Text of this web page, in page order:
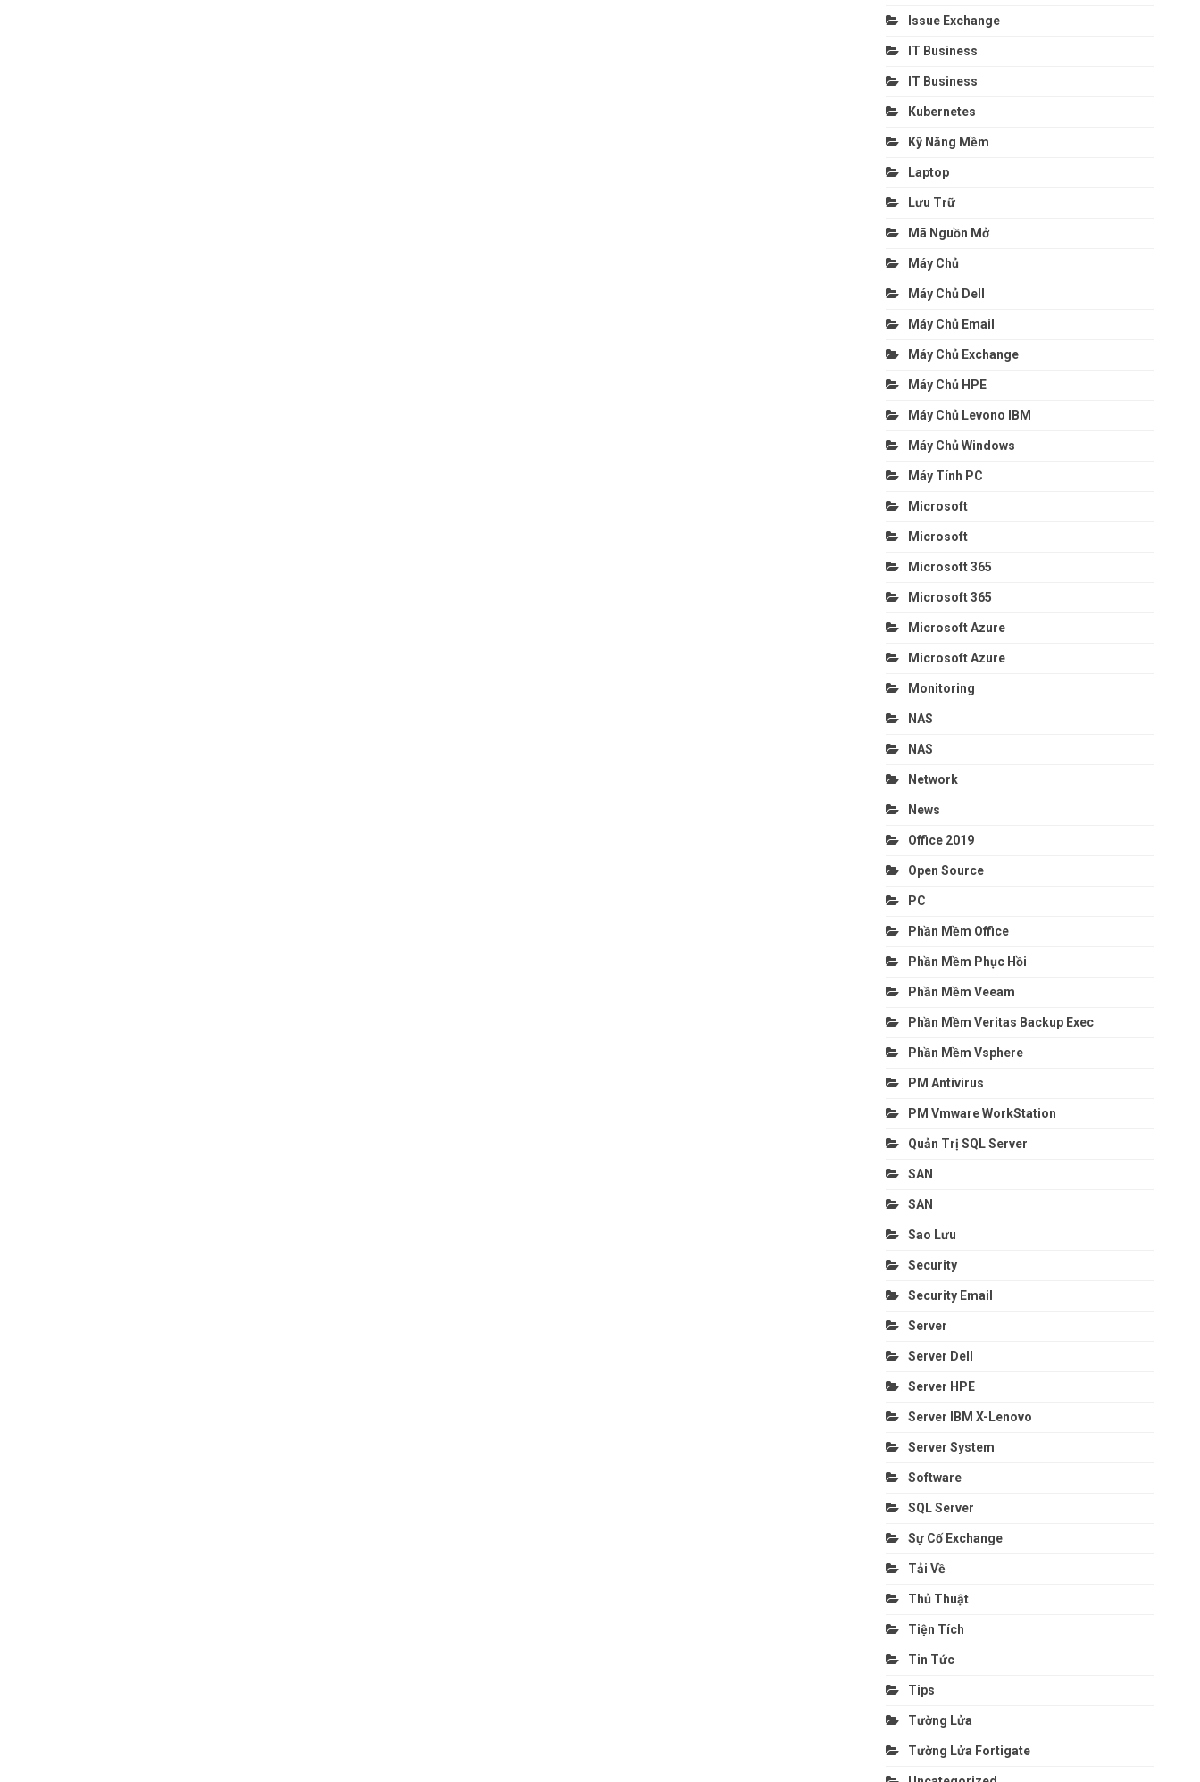
Issue Exchange
IT Business
IT Business
Kubernetes
Kỹ Năng Mềm
Laptop
Lưu Trữ
Mã Nguồn Mở
Máy Chủ
Máy Chủ Dell
Máy Chủ Email
Máy Chủ Exchange
Máy Chủ HPE
Máy Chủ Levono IBM
Máy Chủ Windows
Máy Tính PC
Microsoft
Microsoft
Microsoft 365
Microsoft 365
Microsoft Azure
Microsoft Azure
Monitoring
NAS
NAS
Network
News
Office 2019
Open Source
PC
Phần Mềm Office
Phần Mềm Phục Hồi
Phần Mềm Veeam
Phần Mềm Veritas Backup Exec
Phần Mềm Vsphere
PM Antivirus
PM Vmware WorkStation
Quản Trị SQL Server
SAN
SAN
Sao Lưu
Security
Security Email
Server
Server Dell
Server HPE
Server IBM X-Lenovo
Server System
Software
SQL Server
Sự Cố Exchange
Tải Về
Thủ Thuật
Tiện Tích
Tin Tức
Tips
Tường Lửa
Tường Lửa Fortigate